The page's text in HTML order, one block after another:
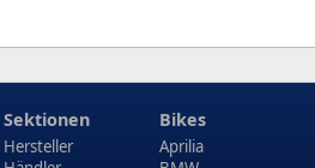
Sektionen
Hersteller
Bikes
Aprilia